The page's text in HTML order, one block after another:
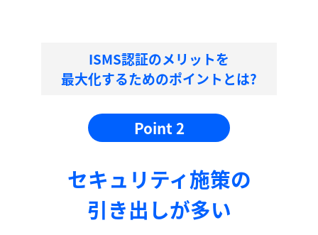
ISMS認証のメリットを
最大化するためのポイントとは?
Point 2
セキュリティ施策の
引き出しが多い